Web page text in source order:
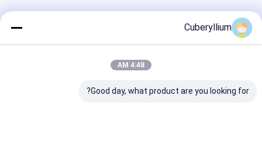
المنتجات الموصى بها
Cuberyllium
4:48 AM
Good day, what product are you looking for?